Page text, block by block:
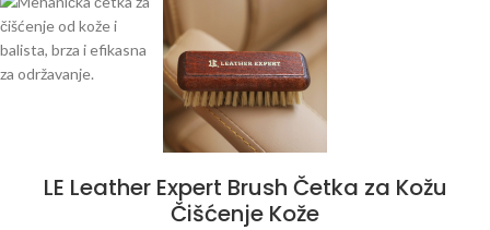
LE Leather Expert Brush Četka za Kožu
Čišćenje Kože